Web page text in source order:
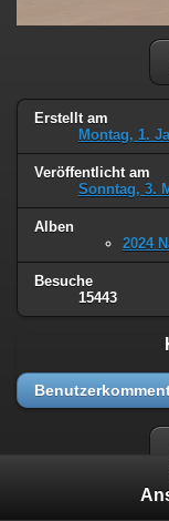
Erstellt am
Montag, 1.
Veröffentlicht am
Sonntag, 3.
Alben
2024
Besuche
15443